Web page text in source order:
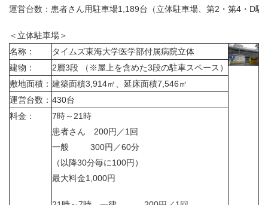
運営台数： 患者さん用駐車場1,189台（立体駐車場、第2・第4・D駐
＜立体駐車場＞
名称：
タイムズ東海大学医学部付属病院立体
建物： 2層3段 （※屋上を含めた3段の駐車スペース ）
敷地面積： 建築面積3,914㎡、延床面積7,546㎡
運営台数： 430台
料金：
7時～21時
患者さん 200円／1回
一般 300円／60分
（以降30分毎に100円）
最大料金1,000円